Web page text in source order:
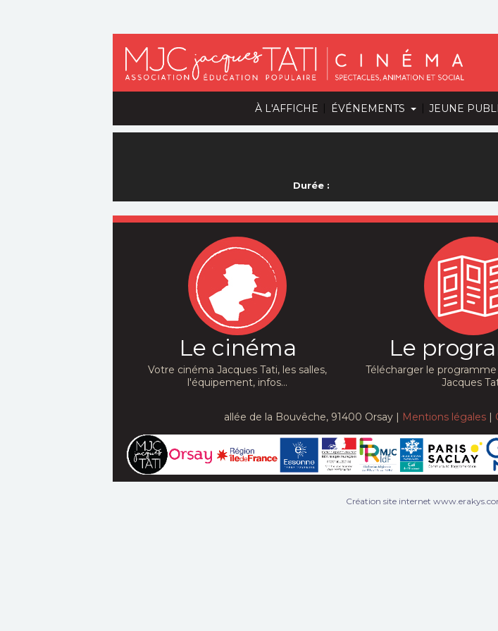
À L'AFFICHE | ÉVÉNEMENTS | JEUNE
Durée :
Le cinéma
Votre cinéma Jacques Tati, les salles,
l'équipement, infos...
Le
Télécharger le
Jacques
allée de la Bouvêche, 91400 Orsay | Mentions légales|
Création site internet